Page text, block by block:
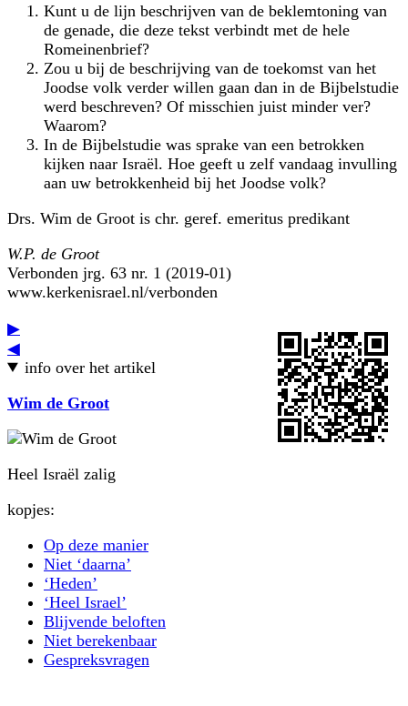
Kunt u de lijn beschrijven van de beklemtoning van
de genade, die deze tekst verbindt met de hele
Romeinenbrief?
Zou u bij de beschrijving van de toekomst van het
Joodse volk verder willen gaan dan in de Bijbelstudie
werd beschreven? Of misschien juist minder ver?
Waarom?
In de Bijbelstudie was sprake van een betrokken
kijken naar Israël. Hoe geeft u zelf vandaag invulling
aan uw betrokkenheid bij het Joodse volk?
Drs. Wim de Groot is chr. geref. emeritus predikant
W.P. de Groot
Verbonden jrg. 63 nr. 1 (2019-01)
www.kerkenisrael.nl/verbonden
▶
◀
info over het artikel
Wim de Groot
Heel Israël zalig
kopjes:
Op deze manier
Niet ‘daarna’
‘Heden’
‘Heel Israel’
Blijvende beloften
Niet berekenbaar
Gespreksvragen